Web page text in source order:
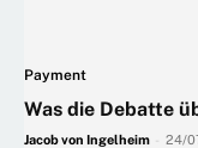
Payment
Was die Debatte
Jacob von Ingelheim 24/